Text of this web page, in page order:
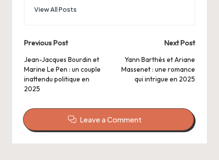
View All Posts
Post
navigation
Previous Post
Jean-Jacques Bourdin et
Marine Le Pen : un couple
inattendu politique en
2025
Next Post
Yann Barthès et Ariane
Massenet : une romance
qui intrigue en 2025
Leave a Comment